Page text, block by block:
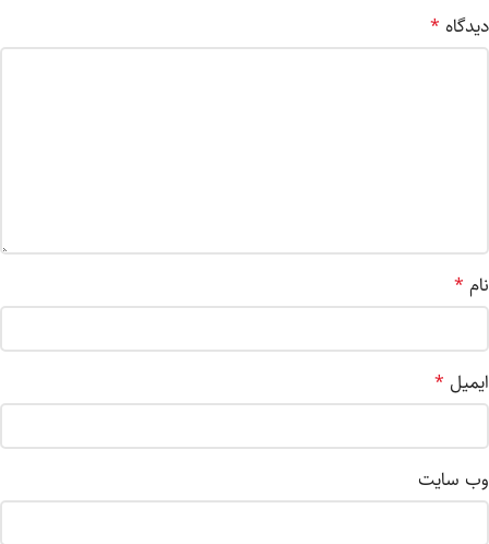
دیدگاه *
نام *
ایمیل *
وب‌ سایت